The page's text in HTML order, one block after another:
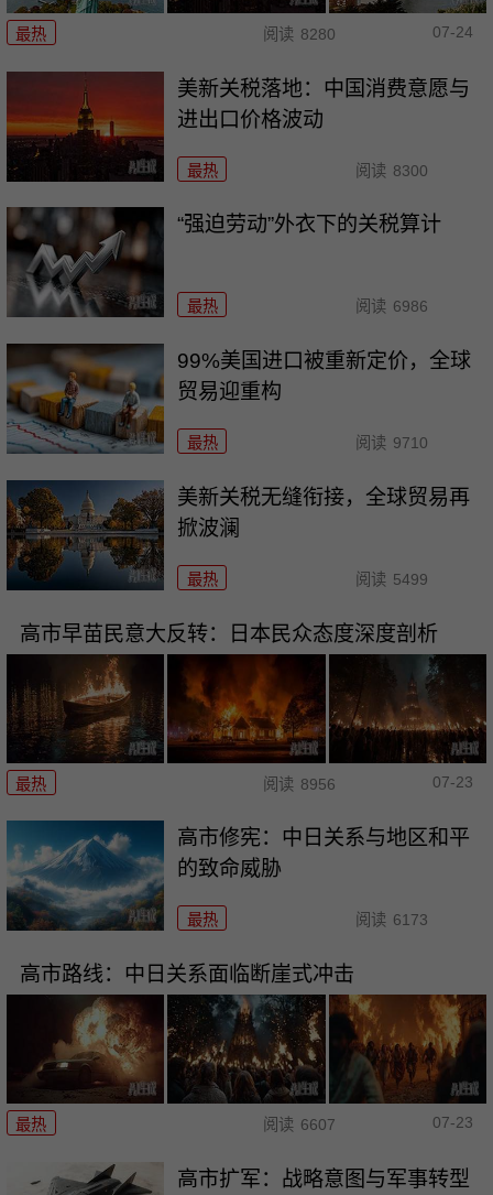
最热 阅读 8280 07-24
美新关税落地：中国消费意愿与
进出口价格波动
最热 阅读 8300
“强迫劳动”外衣下的关税算计
最热 阅读 6986
99%美国进口被重新定价，全球
贸易迎重构
最热 阅读 9710
美新关税无缝衔接，全球贸易再
掀波澜
最热 阅读 5499
高市早苗民意大反转：日本民众态度深度剖析
最热 阅读 8956 07-23
高市修宪：中日关系与地区和平
的致命威胁
最热 阅读 6173
高市路线：中日关系面临断崖式冲击
最热 阅读 6607 07-23
高市扩军：战略意图与军事转型